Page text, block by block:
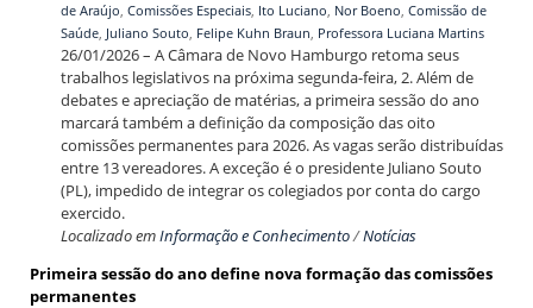
de Araújo, Comissões Especiais, Ito Luciano, Nor Boeno, Comissão de
Saúde, Juliano Souto, Felipe Kuhn Braun, Professora Luciana Martins
26/01/2026 – A Câmara de Novo Hamburgo retoma seus
trabalhos legislativos na próxima segunda-feira, 2. Além de
debates e apreciação de matérias, a primeira sessão do ano
marcará também a definição da composição das oito
comissões permanentes para 2026. As vagas serão distribuídas
entre 13 vereadores. A exceção é o presidente Juliano Souto
(PL), impedido de integrar os colegiados por conta do cargo
exercido.
Localizado emInformação e Conhecimento/Notícias
Primeira sessão do ano define nova formação das comissões
permanentes